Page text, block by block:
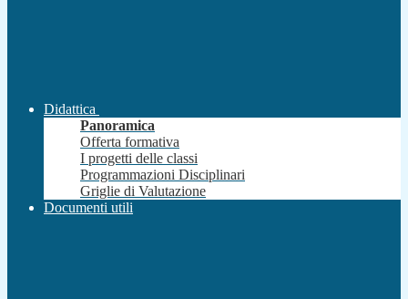
Didattica
Panoramica
Offerta formativa
I progetti delle classi
Programmazioni Disciplinari
Griglie di Valutazione
Documenti utili